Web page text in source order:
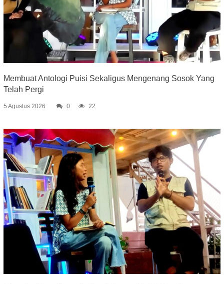
Membuat Antologi Puisi Sekaligus Mengenang Sosok Yang
Telah Pergi
5 Agustus 2026 0 22